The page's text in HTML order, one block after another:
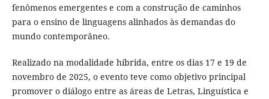
fenômenos emergentes e com a construção de caminhos
para o ensino de linguagens alinhados às demandas do
mundo contemporâneo.
Realizado na modalidade híbrida, entre os dias 17 e 19 de
novembro de 2025, o evento teve como objetivo principal
promover o diálogo entre as áreas de Letras, Linguística e